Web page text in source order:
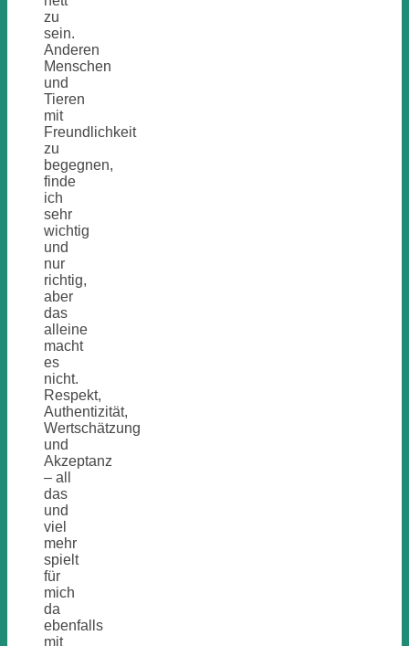
zu
sein.
Anderen
Menschen
und
Tieren
mit
Freundlichkeit
zu
begegnen,
finde
ich
sehr
wichtig
und
nur
richtig,
aber
das
alleine
macht
es
nicht.
Respekt,
Authentizität,
Wertschätzung
und
Akzeptanz
– all
das
und
viel
mehr
spielt
für
mich
da
ebenfalls
mit